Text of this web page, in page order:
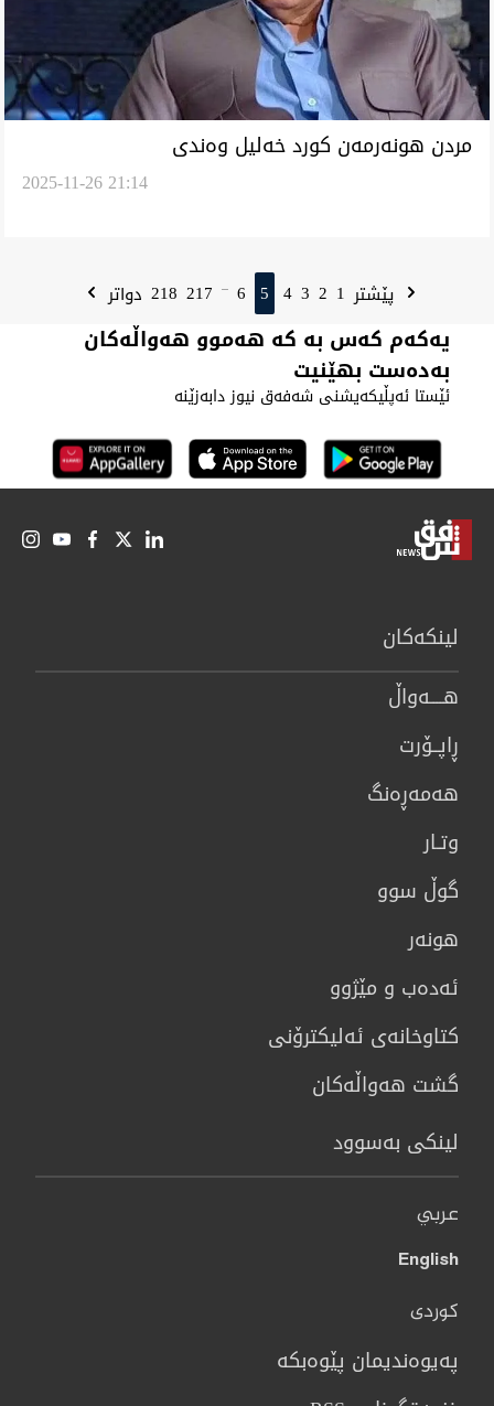
مردن هونەرمەن کورد خەلیل وەندی
2025-11-26 21:14
پێشتر 1
2
3
4
5
6
...
217
218 دواتر
یەکەم کەس بە کە هەموو هەواڵەکان
بەدەست بهێنیت
ئێستا ئەپڵیکەیشنی شەفەق نیوز دابەزێنە
لینكەكان
هــــه‌واڵ
ڕاپــۆرت
هه‌مه‌ڕه‌نگ
وتـار
گوڵ سوو
هونه‌ر
ئەدەب و مێژوو
كتاوخانه‌ی ئه‌ليكترۆنی
گشت هەواڵەکان
لینکی بەسوود
عربي
English
کوردی
پەیوەندیمان پێوەبکە